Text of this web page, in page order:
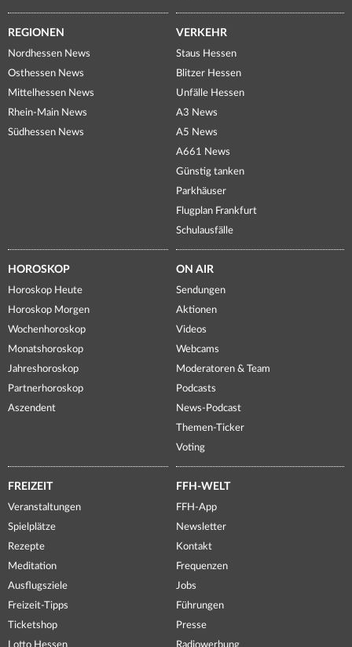
REGIONEN
Nordhessen News
Osthessen News
Mittelhessen News
Rhein-Main News
Südhessen News
VERKEHR
Staus Hessen
Blitzer Hessen
Unfälle Hessen
A3 News
A5 News
A661 News
Günstig tanken
Parkhäuser
Flugplan Frankfurt
Schulausfälle
HOROSKOP
Horoskop Heute
Horoskop Morgen
Wochenhoroskop
Monatshoroskop
Jahreshoroskop
Partnerhoroskop
Aszendent
ON AIR
Sendungen
Aktionen
Videos
Webcams
Moderatoren & Team
Podcasts
News-Podcast
Themen-Ticker
Voting
FREIZEIT
Veranstaltungen
Spielplätze
Rezepte
Meditation
Ausflugsziele
Freizeit-Tipps
Ticketshop
Lotto Hessen
FFH-WELT
FFH-App
Newsletter
Kontakt
Frequenzen
Jobs
Führungen
Presse
Radiowerbung